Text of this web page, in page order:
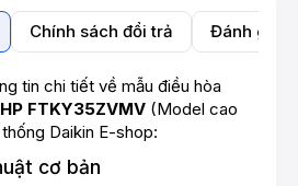
Chính sách đổi trả Đánh giá
tin chi tiết về mẫu điều hòa
FTKY35ZVMV (Model cao
Daikin E-shop:
cơ bản